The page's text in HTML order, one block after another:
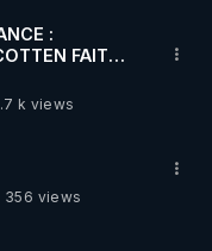
:
FAIT
k views
356 views